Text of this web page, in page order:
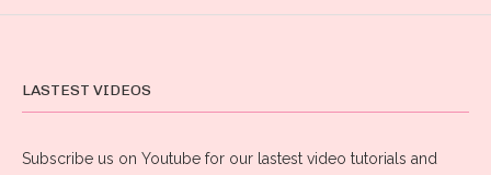
LASTEST VIDEOS
Subscribe us on Youtube for our lastest video tutorials and